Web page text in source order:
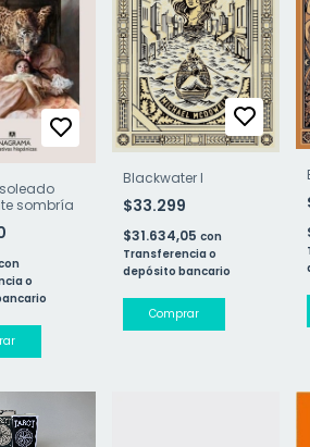
sombría
o
Blackwater I
$33.299
$31.634,05 con
Transferencia o
depósito bancario